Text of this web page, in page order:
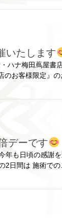
いたします
ハナ梅田蔦屋書
のお客様限定』
デーです
年も日頃の感謝
2日間は 施術で